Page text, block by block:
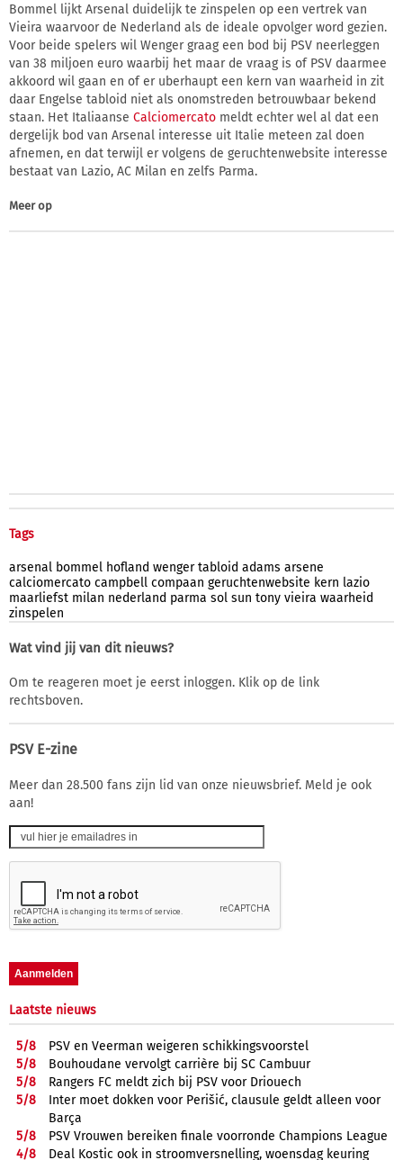
Bommel lijkt Arsenal duidelijk te zinspelen op een vertrek van
Vieira waarvoor de Nederland als de ideale opvolger word gezien.
Voor beide spelers wil Wenger graag een bod bij PSV neerleggen
van 38 miljoen euro waarbij het maar de vraag is of PSV daarmee
akkoord wil gaan en of er uberhaupt een kern van waarheid in zit
daar Engelse tabloid niet als onomstreden betrouwbaar bekend
staan. Het Italiaanse Calciomercato meldt echter wel al dat een
dergelijk bod van Arsenal interesse uit Italie meteen zal doen
afnemen, en dat terwijl er volgens de geruchtenwebsite interesse
bestaat van Lazio, AC Milan en zelfs Parma.
Meer op
Tags
arsenal bommel hofland wenger tabloid adams arsene
calciomercato campbell compaan geruchtenwebsite kern lazio
maarliefst milan nederland parma sol sun tony vieira waarheid
zinspelen
Wat vind jij van dit nieuws?
Om te reageren moet je eerst inloggen. Klik op de link
rechtsboven.
PSV E-zine
Meer dan 28.500 fans zijn lid van onze nieuwsbrief. Meld je ook
aan!
Laatste nieuws
5/8
PSV en Veerman weigeren schikkingsvoorstel
5/8
Bouhoudane vervolgt carrière bij SC Cambuur
5/8
Rangers FC meldt zich bij PSV voor Driouech
5/8
Inter moet dokken voor Perišić, clausule geldt alleen voor
Barça
5/8
PSV Vrouwen bereiken finale voorronde Champions League
4/8
Deal Kostic ook in stroomversnelling, woensdag keuring